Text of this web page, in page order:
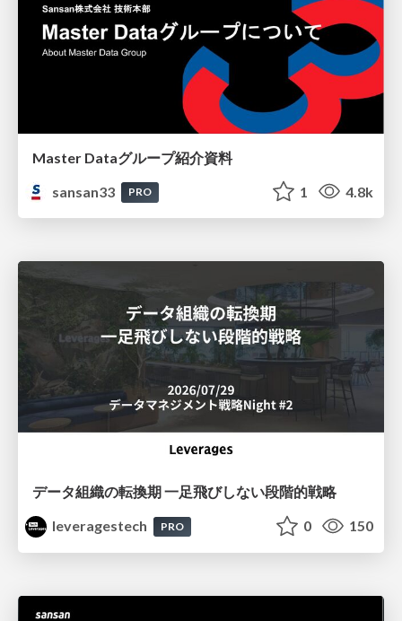
Master Dataグループ紹介資料
sansan33
PRO 1 4.8k
データ組織の転換期 一足飛びしない段階的戦略
leveragestech
PRO 0 150